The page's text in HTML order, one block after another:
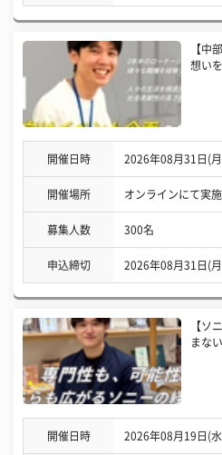
【中
想い
開催日時 2026年08月31日(
開催場所 オンラインにて実施
募集人数 300名
申込締切 2026年08月31日(
【ソ
まな
開催日時 2026年08月19日(